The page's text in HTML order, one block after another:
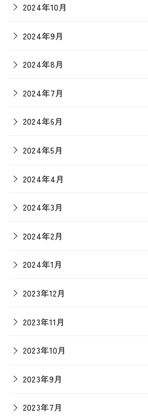
2024年10月
2024年9月
2024年8月
2024年7月
2024年6月
2024年5月
2024年4月
2024年3月
2024年2月
2024年1月
2023年12月
2023年11月
2023年10月
2023年9月
2023年7月